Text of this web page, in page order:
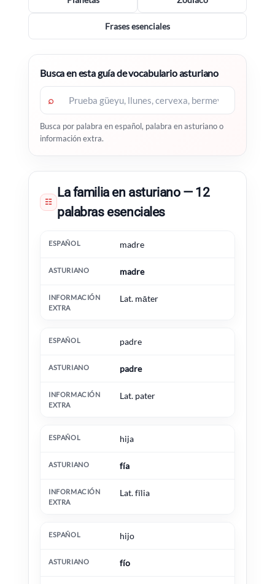
Frases esenciales
Busca en esta guía de vocabulario asturiano
⌕
Busca por palabra en español, palabra en asturiano o
información extra.
☷
La familia en asturiano — 12
palabras esenciales
Español Asturianomadre
madre
Lat. māter
padre
padre
Lat. pater
hija
fía
Lat. fīlia
hijo
fío